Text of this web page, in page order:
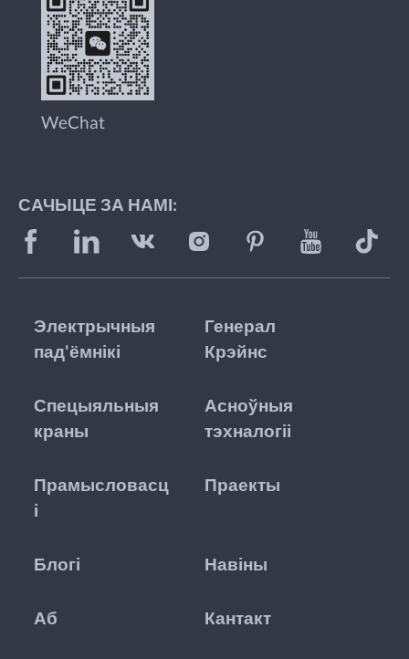
WeChat
САЧЫЦЕ ЗА НАМІ:
Электрычныя
пад'ёмнікі
Генерал
Крэйнс
Спецыяльныя
краны
Асноўныя
тэхналогіі
Прамысловасц
і
Праекты
Блогі Навіны
Аб Кантакт